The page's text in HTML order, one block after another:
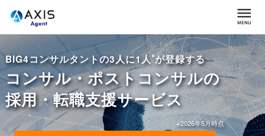
BIG4コンサルタントの3人に1人※が登録する
コンサル・ポストコンサルの
採用・転職支援サービス
※2026年5月時点